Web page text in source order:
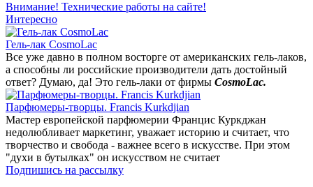
Внимание! Технические работы на сайте!
Интересно
Гель-лак CosmoLac
Все уже давно в полном восторге от американских гель-лаков,
а способны ли российские производители дать достойный
ответ? Думаю, да! Это гель-лаки от фирмы CosmoLac.
Парфюмеры-творцы. Francis Kurkdjian
Мастер европейской парфюмерии Францис Куркджан
недолюбливает маркетинг, уважает историю и считает, что
творчество и свобода - важнее всего в искусстве. При этом
"духи в бутылках" он искусством не считает
Подпишись на рассылку